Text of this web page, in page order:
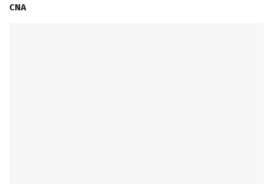
CNA